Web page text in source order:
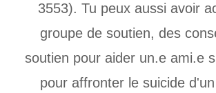
3553). Tu peux aussi avoir
groupe de soutien, des
soutien pour aider un.e ami.e
pour affronter le suicide